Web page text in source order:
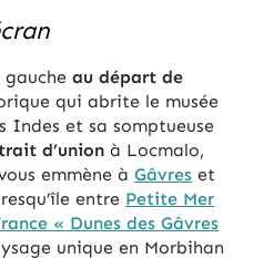
gauche au départ de
qui abrite le musée
Indes et sa somptueuse
d’union à Locmalo,
emmène à Gâvres et
entre Petite Mer
« Dunes des Gâvres
unique en Morbihan